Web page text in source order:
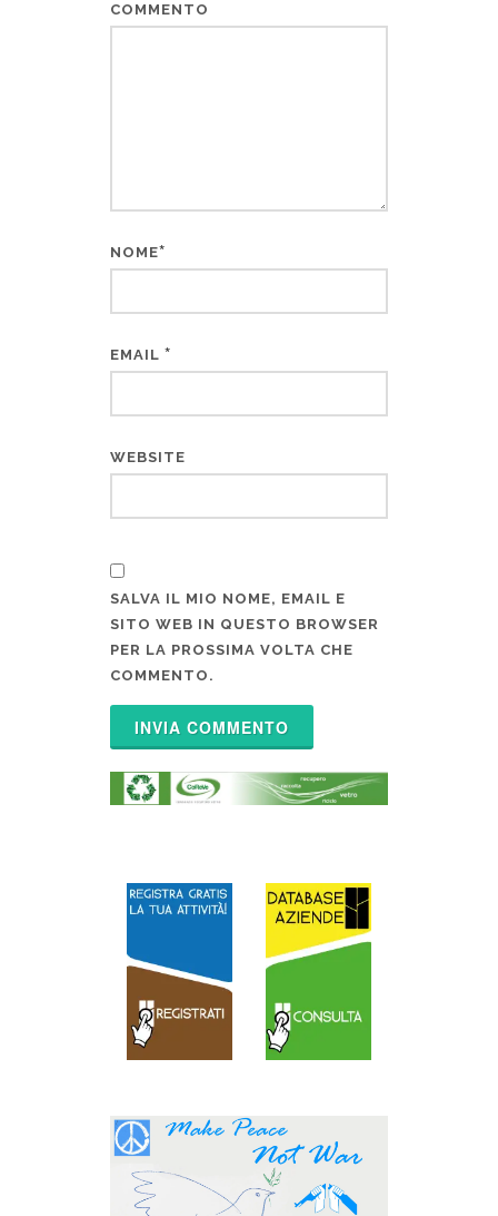
COMMENTO
NOME*
EMAIL *
WEBSITE
SALVA IL MIO NOME, EMAIL E
SITO WEB IN QUESTO BROWSER
PER LA PROSSIMA VOLTA CHE
COMMENTO.